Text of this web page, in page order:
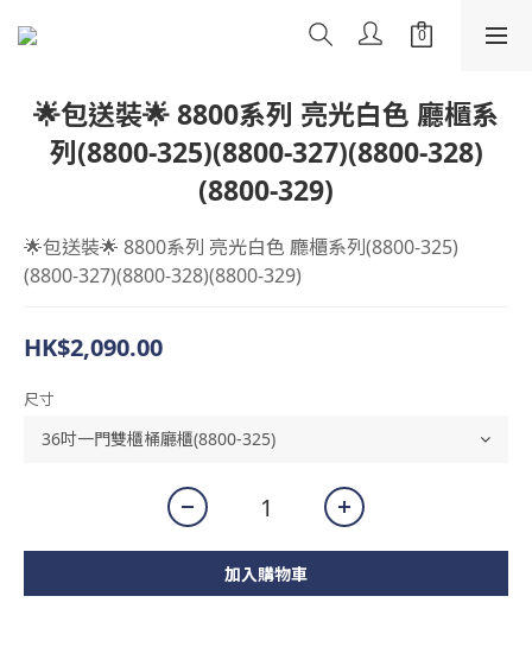
🌟包送裝🌟 8800系列 亮光白色 廳櫃系
列(8800-325)(8800-327)(8800-328)
(8800-329)
🌟包送裝🌟 8800系列 亮光白色 廳櫃系列(8800-325)
(8800-327)(8800-328)(8800-329)
HK$2,090.00
尺寸
加入購物車